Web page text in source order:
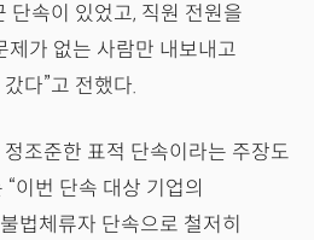
단속이 있었고, 직원 전원을
제가 없는 사람만 내보내고
다”고 전했다.
조준한 표적 단속이라는 주장도
이번 단속 대상 기업의
법체류자 단속으로 철저히